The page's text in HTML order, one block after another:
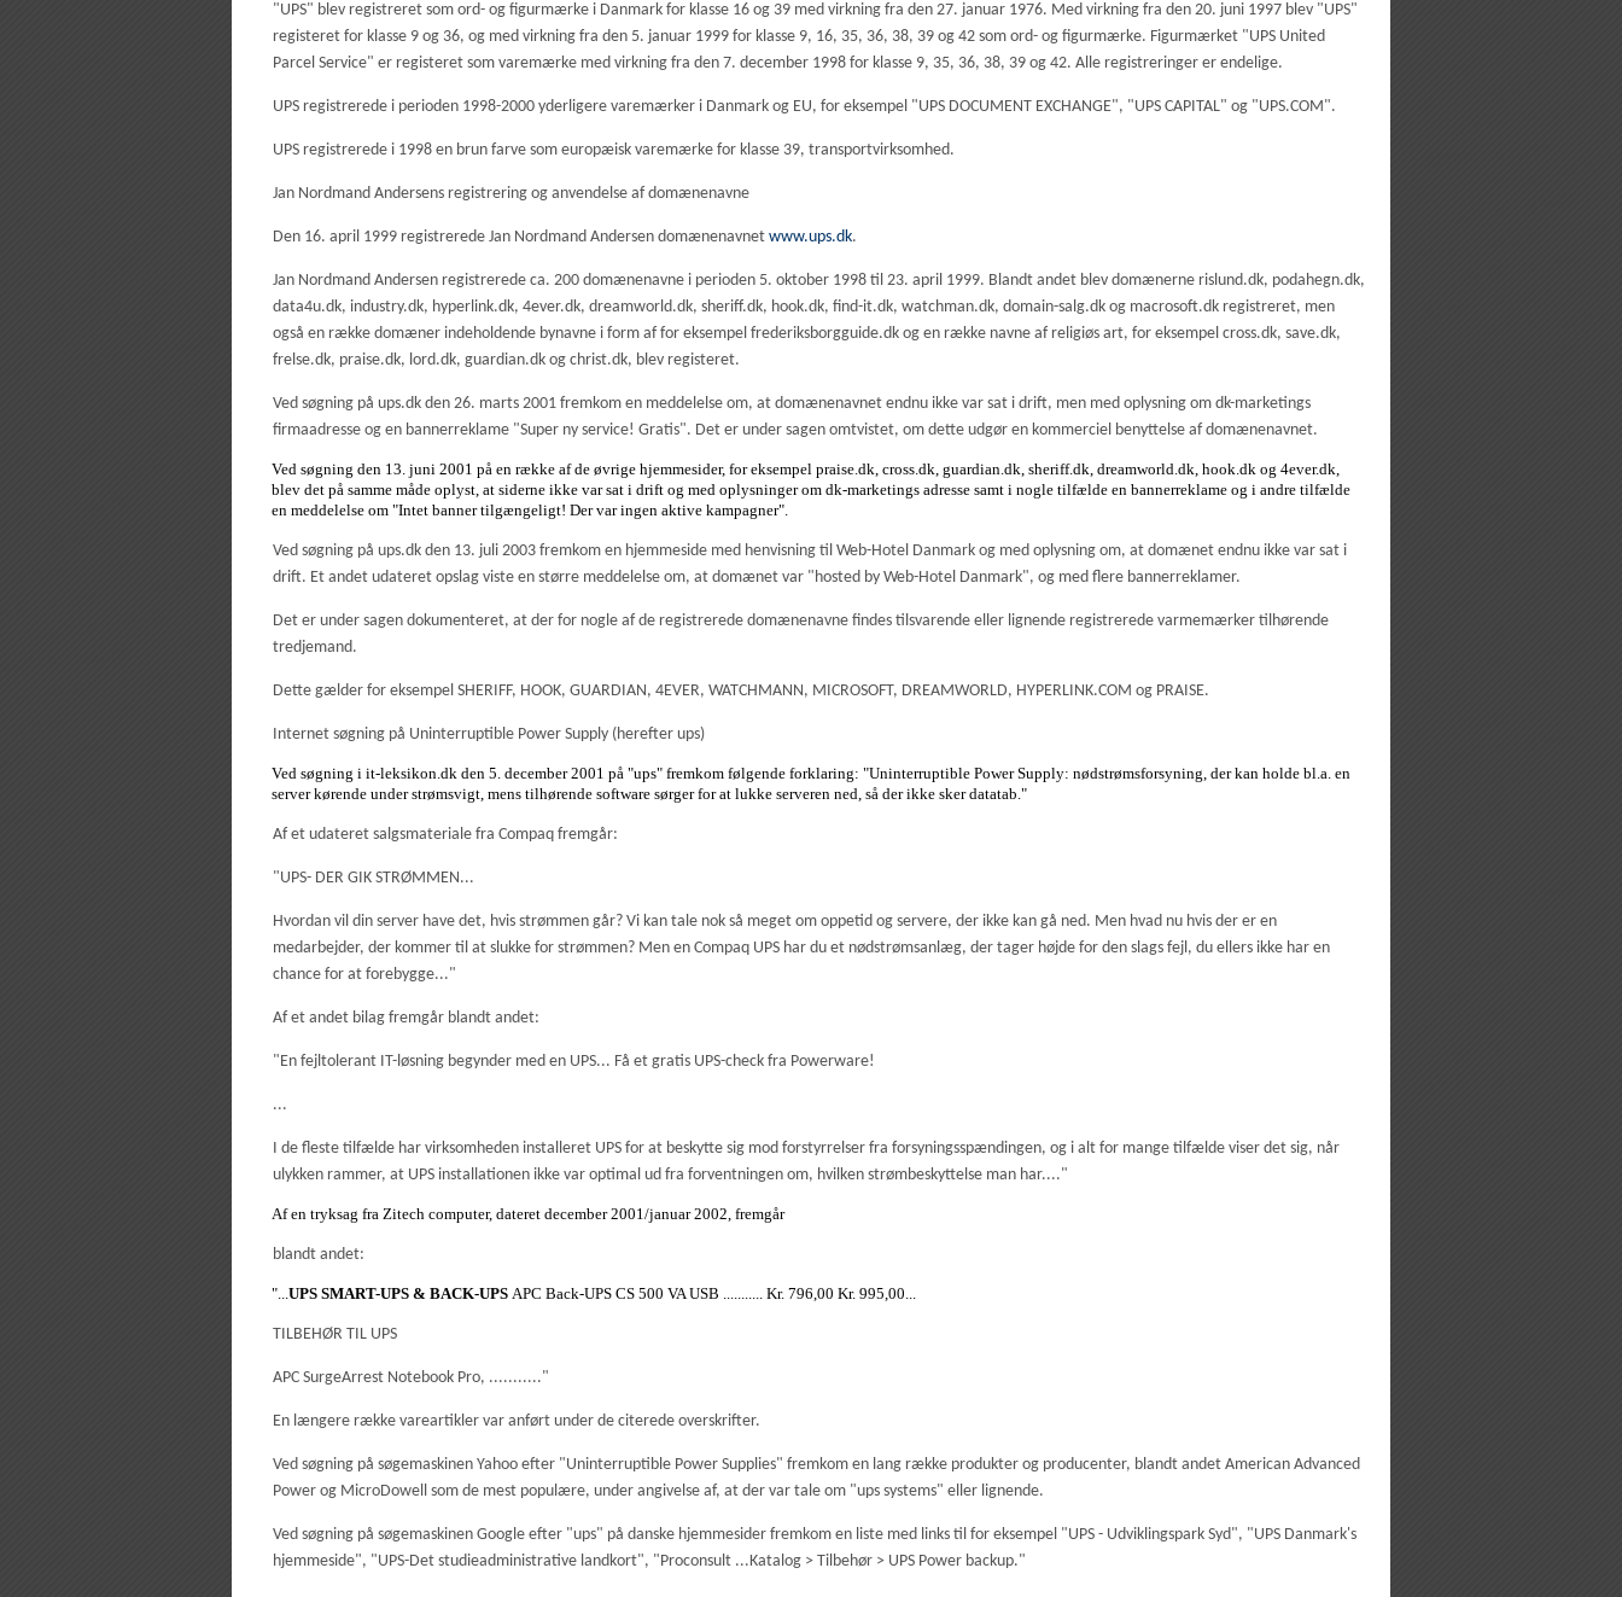
"UPS" blev registreret som ord- og figurmærke i Danmark for klasse 16 og 39 med virkning fra den 27. januar 1976. Med virkning fra den 20. juni 1997 blev "UPS"
registeret for klasse 9 og 36, og med virkning fra den 5. januar 1999 for klasse 9, 16, 35, 36, 38, 39 og 42 som ord- og figurmærke. Figurmærket "UPS United
Parcel Service" er registeret som varemærke med virkning fra den 7. december 1998 for klasse 9, 35, 36, 38, 39 og 42. Alle registreringer er endelige.
UPS registrerede i perioden 1998-2000 yderligere varemærker i Danmark og EU, for eksempel "UPS DOCUMENT EXCHANGE", "UPS CAPITAL" og "UPS.COM".
UPS registrerede i 1998 en brun farve som europæisk varemærke for klasse 39, transportvirksomhed.
Jan Nordmand Andersens registrering og anvendelse af domænenavne
Den 16. april 1999 registrerede Jan Nordmand Andersen domænenavnet www.ups.dk.
Jan Nordmand Andersen registrerede ca. 200 domænenavne i perioden 5. oktober 1998 til 23. april 1999. Blandt andet blev domænerne rislund.dk, podahegn.dk,
data4u.dk, industry.dk, hyperlink.dk, 4ever.dk, dreamworld.dk, sheriff.dk, hook.dk, find-it.dk, watchman.dk, domain-salg.dk og macrosoft.dk registreret, men
også en række domæner indeholdende bynavne i form af for eksempel frederiksborgguide.dk og en række navne af religiøs art, for eksempel cross.dk, save.dk,
frelse.dk, praise.dk, lord.dk, guardian.dk og christ.dk, blev registeret.
Ved søgning på ups.dk den 26. marts 2001 fremkom en meddelelse om, at domænenavnet endnu ikke var sat i drift, men med oplysning om dk-marketings
firmaadresse og en bannerreklame "Super ny service! Gratis". Det er under sagen omtvistet, om dette udgør en kommerciel benyttelse af domænenavnet.
Ved søgning den 13. juni 2001 på en række af de øvrige hjemmesider, for eksempel praise.dk, cross.dk, guardian.dk, sheriff.dk, dreamworld.dk, hook.dk og 4ever.dk,
blev det på samme måde oplyst, at siderne ikke var sat i drift og med oplysninger om dk-marketings adresse samt i nogle tilfælde en bannerreklame og i andre tilfælde
en meddelelse om "Intet banner tilgængeligt! Der var ingen aktive kampagner".
Ved søgning på ups.dk den 13. juli 2003 fremkom en hjemmeside med henvisning til Web-Hotel Danmark og med oplysning om, at domænet endnu ikke var sat i
drift. Et andet udateret opslag viste en større meddelelse om, at domænet var "hosted by Web-Hotel Danmark", og med flere bannerreklamer.
Det er under sagen dokumenteret, at der for nogle af de registrerede domænenavne findes tilsvarende eller lignende registrerede varmemærker tilhørende
tredjemand.
Dette gælder for eksempel SHERIFF, HOOK, GUARDIAN, 4EVER, WATCHMANN, MICROSOFT, DREAMWORLD, HYPERLINK.COM og PRAISE.
Internet søgning på Uninterruptible Power Supply (herefter ups)
Ved søgning i it-leksikon.dk den 5. december 2001 på "ups" fremkom følgende forklaring: "Uninterruptible Power Supply: nødstrømsforsyning, der kan holde bl.a. en
server kørende under strømsvigt, mens tilhørende software sørger for at lukke serveren ned, så der ikke sker datatab."
Af et udateret salgsmateriale fra Compaq fremgår:
"UPS- DER GIK STRØMMEN...
Hvordan vil din server have det, hvis strømmen går? Vi kan tale nok så meget om oppetid og servere, der ikke kan gå ned. Men hvad nu hvis der er en
medarbejder, der kommer til at slukke for strømmen? Men en Compaq UPS har du et nødstrømsanlæg, der tager højde for den slags fejl, du ellers ikke har en
chance for at forebygge..."
Af et andet bilag fremgår blandt andet:
"En fejltolerant IT-løsning begynder med en UPS... Få et gratis UPS-check fra Powerware!
...
I de fleste tilfælde har virksomheden installeret UPS for at beskytte sig mod forstyrrelser fra forsyningsspændingen, og i alt for mange tilfælde viser det sig, når
ulykken rammer, at UPS installationen ikke var optimal ud fra forventningen om, hvilken strømbeskyttelse man har...."
Af en tryksag fra Zitech computer, dateret december 2001/januar 2002, fremgår
blandt andet:
"...UPS SMART-UPS & BACK-UPS APC Back-UPS CS 500 VA USB ........... Kr. 796,00 Kr. 995,00...
TILBEHØR TIL UPS
APC SurgeArrest Notebook Pro, ..........."
En længere række vareartikler var anført under de citerede overskrifter.
Ved søgning på søgemaskinen Yahoo efter "Uninterruptible Power Supplies" fremkom en lang række produkter og producenter, blandt andet American Advanced
Power og MicroDowell som de mest populære, under angivelse af, at der var tale om "ups systems" eller lignende.
Ved søgning på søgemaskinen Google efter "ups" på danske hjemmesider fremkom en liste med links til for eksempel "UPS - Udviklingspark Syd", "UPS Danmark's
hjemmeside", "UPS-Det studieadministrative landkort", "Proconsult ...Katalog > Tilbehør > UPS Power backup."